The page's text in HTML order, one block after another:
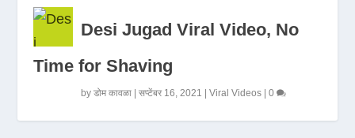
Desi Jugad Viral Video, No
Time for Shaving
byडोम कावळा |सप्टेंबर 16, 2021 |Viral Videos |0